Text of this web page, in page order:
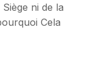
ni de la
Cela